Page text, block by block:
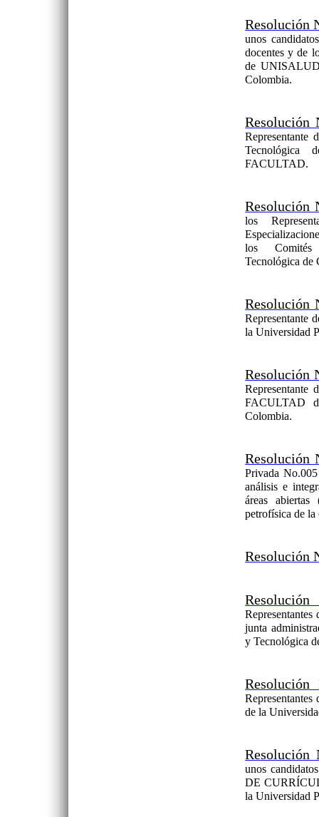
Resolución
unos
docentes y de
de
Colombia.
Resolución
FACULTAD.
Resolución
los
los Comités
Tecnológica de
Resolución
Representante
la Universidad
Resolución
FACULTAD
Colombia.
Resolución
Privada
análisis e
áreas abiertas
petrofísica de
Resolución
Resolución
junta
y Tecnológica
Resolución
de la
Resolución
unos
DE
la Universidad